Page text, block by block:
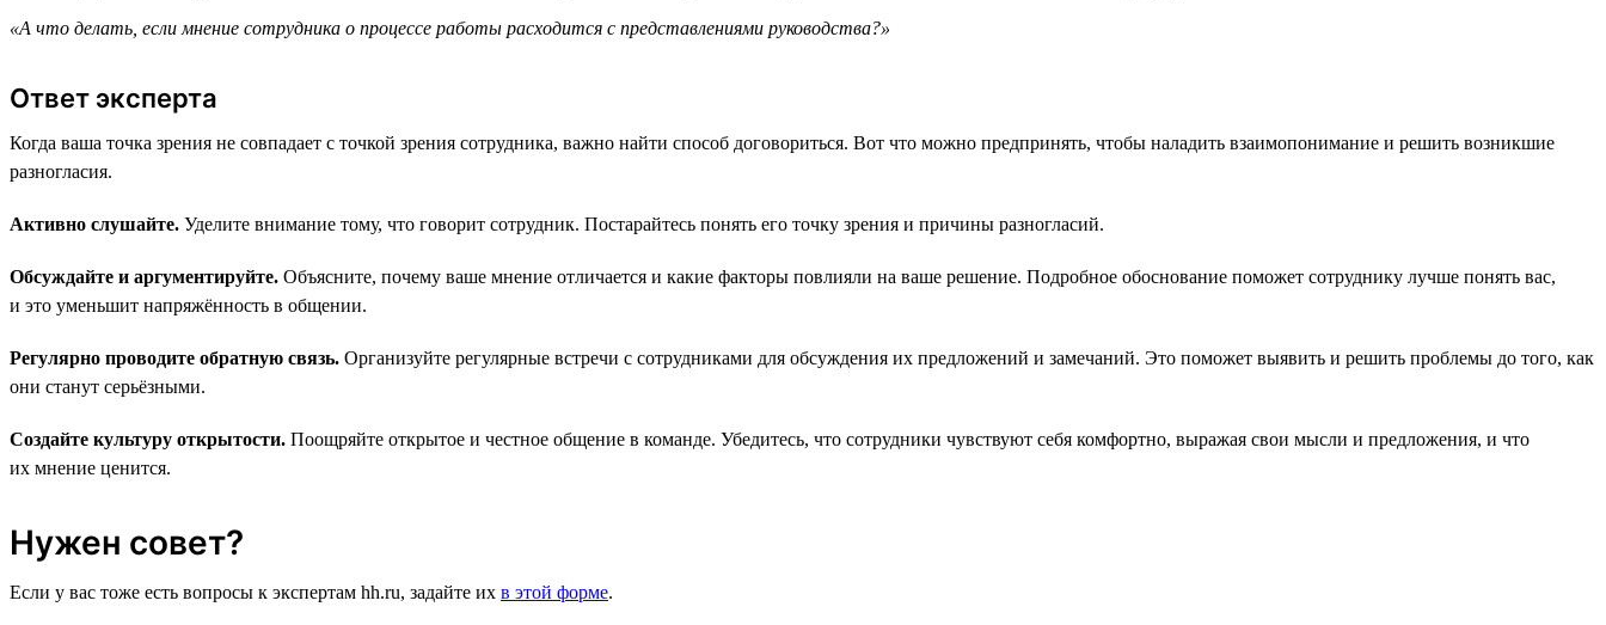
«А что делать, если мнение сотрудника о процессе работы расходится с представлениями руководства?»
Ответ эксперта
Когда ваша точка зрения не совпадает с точкой зрения сотрудника, важно найти способ договориться. Вот что можно предпринять, чтобы наладить взаимопонимание и решить возникшие
разногласия.
Активно слушайте. Уделите внимание тому, что говорит сотрудник. Постарайтесь понять его точку зрения и причины разногласий.
Обсуждайте и аргументируйте. Объясните, почему ваше мнение отличается и какие факторы повлияли на ваше решение. Подробное обоснование поможет сотруднику лучше понять вас,
и это уменьшит напряжённость в общении.
Регулярно проводите обратную связь. Организуйте регулярные встречи с сотрудниками для обсуждения их предложений и замечаний. Это поможет выявить и решить проблемы до того, как
они станут серьёзными.
Создайте культуру открытости. Поощряйте открытое и честное общение в команде. Убедитесь, что сотрудники чувствуют себя комфортно, выражая свои мысли и предложения, и что
их мнение ценится.
Нужен совет?
Если у вас тоже есть вопросы к экспертам hh.ru, задайте их в этой форме.